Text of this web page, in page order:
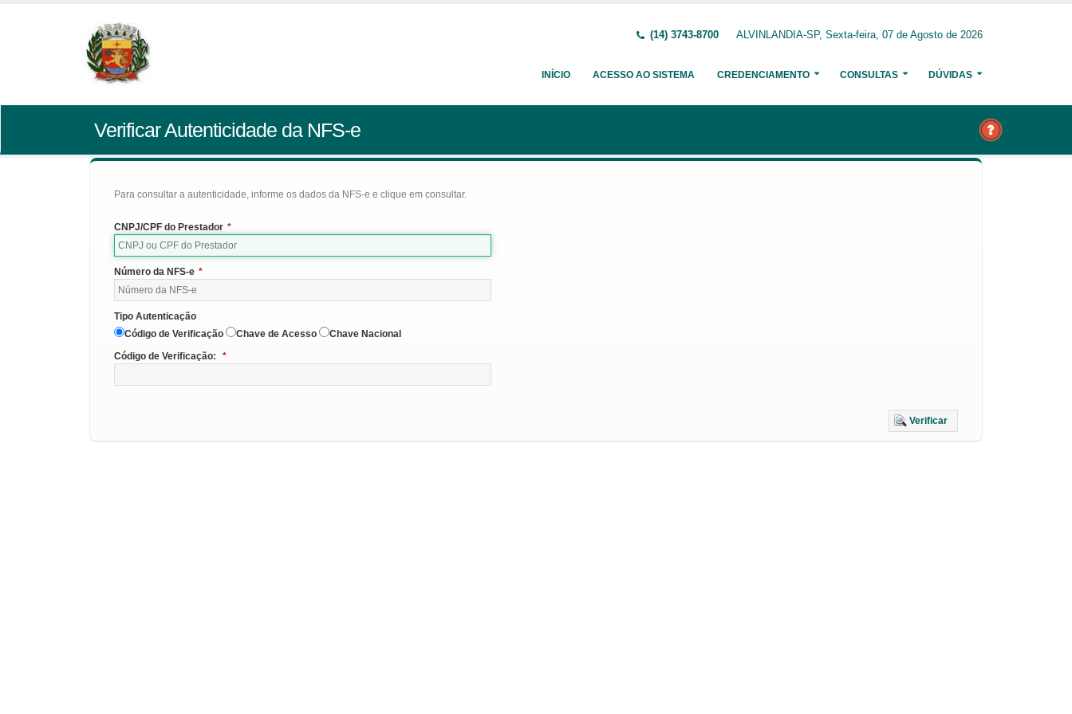
(14) 3743-8700 ALVINLANDIA-SP, Sexta-feira, 07 de Agosto de 2026
INÍCIO ACESSO AO SISTEMA CREDENCIAMENTO CONSULTAS DÚVIDAS
Verificar Autenticidade da NFS-e
Para consultar a autenticidade, informe os dados da NFS-e e clique em consultar.
CNPJ/CPF do Prestador *
Número da NFS-e *
Tipo Autenticação
Código de Verificação
Chave de Acesso
Chave Nacional
Código de Verificação:
*
Verificar